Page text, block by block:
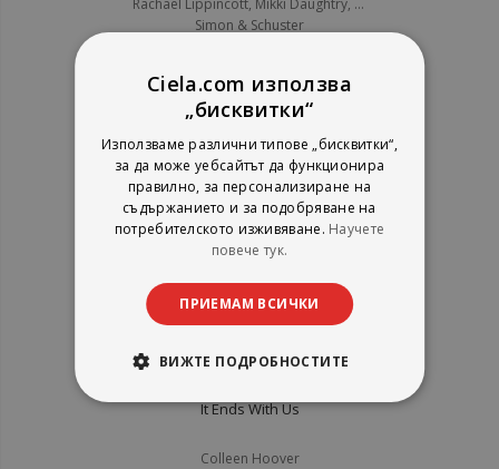
Rachael Lippincott, Mikki Daughtry, Tobias Iaconis
Simon & Schuster
1% 10,17 €
19,89 лв.
It Ends With Us
Colleen Hoover
Ciela.com използва
„бисквитки“
Използваме различни типове „бисквитки“,
за да може уебсайтът да функционира
правилно, за персонализиране на
съдържанието и за подобряване на
потребителското изживяване. Научете
повече тук.
ПРИЕМАМ ВСИЧКИ
ВИЖТЕ ПОДРОБНОСТИТЕ